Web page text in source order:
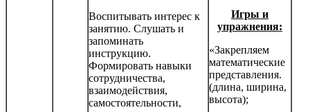
Воспитывать интерес к
занятию. Слушать и
запоминать
инструкцию.
Формировать навыки
сотрудничества,
взаимодействия,
самостоятельности,
Игры и
упражнения:
«Закрепляем
математические
представления.
(длина, ширина,
высота);